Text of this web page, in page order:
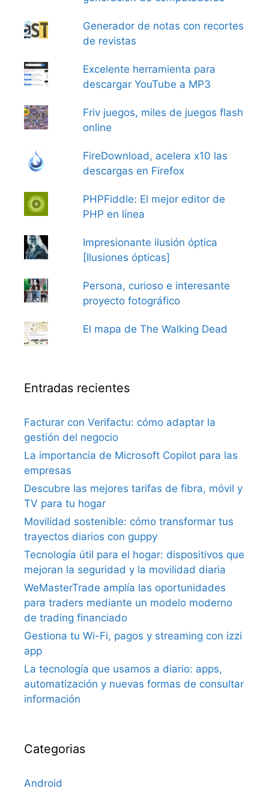
Generador de notas con recortes
de revistas
Excelente herramienta para
descargar YouTube a MP3
Friv juegos, miles de juegos flash
online
FireDownload, acelera x10 las
descargas en Firefox
PHPFiddle: El mejor editor de
PHP en línea
Impresionante ilusión óptica
[Ilusiones ópticas]
Persona, curioso e interesante
proyecto fotográfico
El mapa de The Walking Dead
Entradas recientes
Facturar con Verifactu: cómo adaptar la
gestión del negocio
La importancia de Microsoft Copilot para las
empresas
Descubre las mejores tarifas de fibra, móvil y
TV para tu hogar
Movilidad sostenible: cómo transformar tus
trayectos diarios con guppy
Tecnología útil para el hogar: dispositivos que
mejoran la seguridad y la movilidad diaria
WeMasterTrade amplía las oportunidades
para traders mediante un modelo moderno
de trading financiado
Gestiona tu Wi-Fi, pagos y streaming con izzi
app
La tecnología que usamos a diario: apps,
automatización y nuevas formas de consultar
información
Categorias
Android